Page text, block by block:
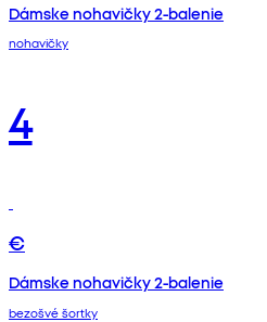
Dámske nohavičky 2-balenie
nohavičky
4
€
Dámske nohavičky 2-balenie
bezošvé šortky